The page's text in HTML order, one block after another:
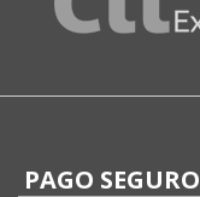
PAGO SEGURO